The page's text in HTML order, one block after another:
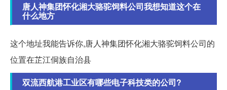
唐人神集团怀化湘大骆驼饲料公司我想知道这个在
什么地方
这个地址我能告诉你,唐人神集团怀化湘大骆驼饲料公司的
位置在芷江侗族自治县
双流西航港工业区有哪些电子科技类的公司?